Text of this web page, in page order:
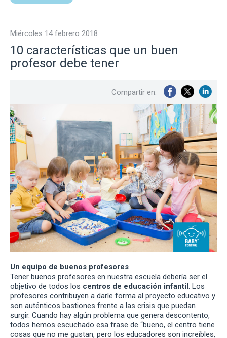
miércoles 14 febrero 2018
10 características que un buen
profesor debe tener
Compartir en:
Un equipo de buenos profesores
Tener buenos profesores en nuestra escuela debería ser el
objetivo de todos los centros de educación infantil. Los
profesores contribuyen a darle forma al proyecto educativo y
son auténticos bastiones frente a las crisis que puedan
surgir. Cuando hay algún problema que genera descontento,
todos hemos escuchado esa frase de “bueno, el centro tiene
cosas que no me gustan, pero los educadores son increíbles,